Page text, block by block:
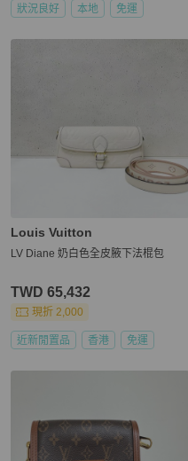
狀況良好 本地 免運
Louis Vuitton
LV Diane 奶白色全皮腋下法棍包
TWD 65,432
現折 2,000
近新閒置品 香港 免運